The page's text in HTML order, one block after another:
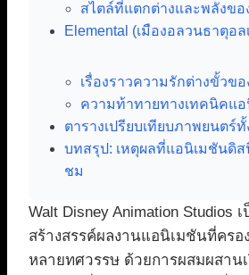
สไตล์ที่แตกต่างและพลังขอ
Elemental (เมืองอลวนธาตุอล
เรื่องราวความรักต่างขั้วข
ความท้าทายทางเทคนิคแ
ตารางเปรียบเทียบภาพยนตร์ทั้
บทสรุป: เหตุผลที่แอนิเมชันดิส
ชม
Walt Disney Animation Studios
สร้างสรรค์ผลงานแอนิเมชันที่ครอ
หลายทศวรรษ ด้วยการผสมผสานเ